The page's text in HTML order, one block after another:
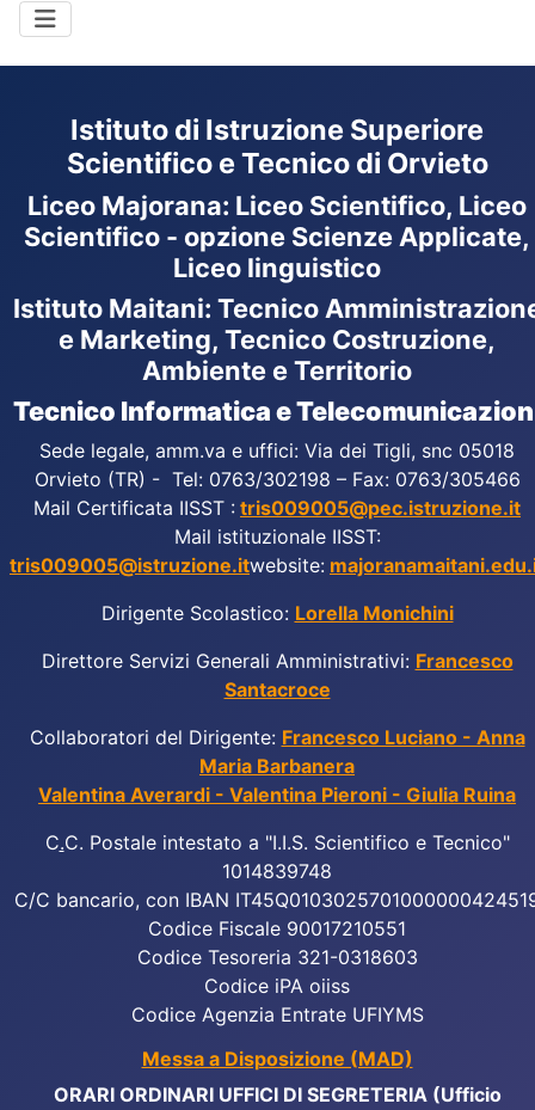
Istituto di Istruzione Superiore
Scientifico e Tecnico di Orvieto
Liceo Majorana: Liceo Scientifico, Liceo
Scientifico - opzione Scienze Applicate,
Liceo linguistico
Istituto Maitani: Tecnico
e Marketing, Tecnico Costruzione,
Ambiente e Territorio
Tecnico Informatica e
Sede legale, amm.va e uffici: Via dei Tigli, snc 05018
Orvieto (TR) - Tel: 0763/302198 – Fax: 0763/305466
Mail Certificata IISST : tris009005@pec.istruzione.it
Mail istituzionale IISST:
tris009005@istruzione.itwebsite:
Dirigente Scolastico: Lorella Monichini
Direttore Servizi Generali Amministrativi: Francesco
Santacroce
Collaboratori del Dirigente: Francesco Luciano - Anna
Maria Barbanera
Valentina Averardi - Valentina Pieroni - Giulia Ruina
C.C. Postale intestato a "I.I.S. Scientifico e Tecnico"
1014839748
C/C bancario, con IBAN
Codice Fiscale 90017210551
Codice Tesoreria 321-0318603
Codice iPA oiiss
Codice Agenzia Entrate UFIYMS
Messa a Disposizione (MAD)
ORARI ORDINARI UFFICI DI SEGRETERIA (Ufficio